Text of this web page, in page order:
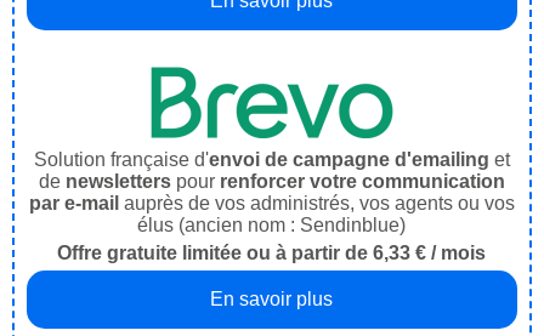
Solution française d'envoi de campagne d'emailing et
de newsletters pour renforcer votre communication
par e-mail auprès de vos administrés, vos agents ou vos
élus (ancien nom : Sendinblue)
Offre gratuite limitée ou à partir de 6,33 € / mois
En savoir plus